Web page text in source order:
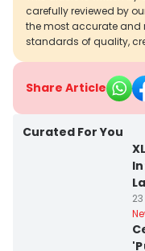
carefully reviewed by
the most accurate and
standards of quality,
Share Article
Curated For You